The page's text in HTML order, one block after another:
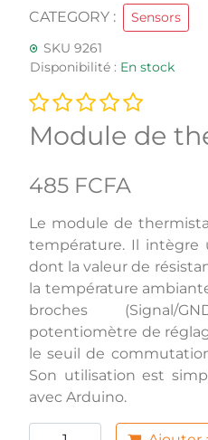
CATEGORY :
Sensors
SKU 9261
Disponibilité : En stock
Module de
485 FCFA
Le module de
température. Il intègre
dont la valeur de
la température
broches (Signal/
potentiomètre de
le seuil de
Son utilisation est
avec Arduino.